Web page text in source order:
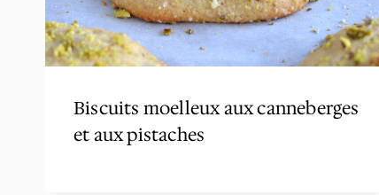
Biscuits moelleux aux canneberges
et aux pistaches